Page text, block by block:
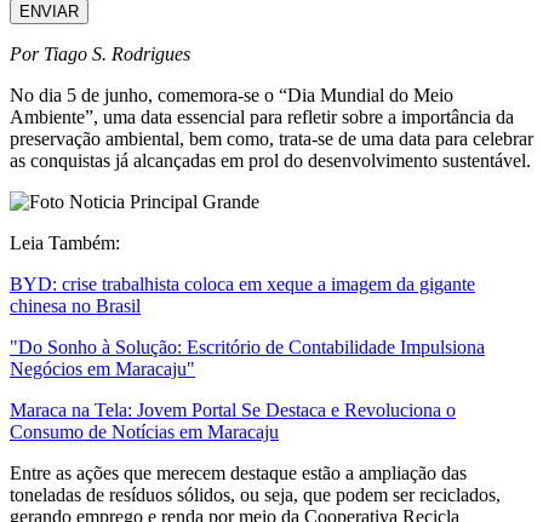
ENVIAR
Por Tiago S. Rodrigues
No dia 5 de junho, comemora-se o “Dia Mundial do Meio
Ambiente”, uma data essencial para refletir sobre a importância da
preservação ambiental, bem como, trata-se de uma data para celebrar
as conquistas já alcançadas em prol do desenvolvimento sustentável.
Leia Também:
BYD: crise trabalhista coloca em xeque a imagem da gigante
chinesa no Brasil
"Do Sonho à Solução: Escritório de Contabilidade Impulsiona
Negócios em Maracaju"
Maraca na Tela: Jovem Portal Se Destaca e Revoluciona o
Consumo de Notícias em Maracaju
Entre as ações que merecem destaque estão a ampliação das
toneladas de resíduos sólidos, ou seja, que podem ser reciclados,
gerando emprego e renda por meio da Cooperativa Recicla